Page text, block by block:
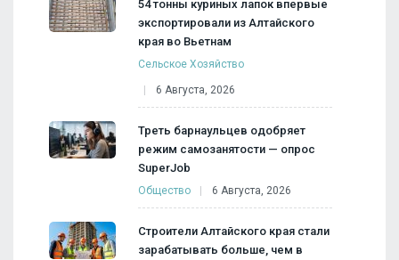
54 тонны куриных лапок впервые
экспортировали из Алтайского
края во Вьетнам
Сельское Хозяйство
6 Августа, 2026
Треть барнаульцев одобряет
режим самозанятости — опрос
SuperJob
Общество 6 Августа, 2026
Строители Алтайского края стали
зарабатывать больше, чем в